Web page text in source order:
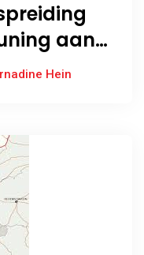
aan
SOPA
Hein